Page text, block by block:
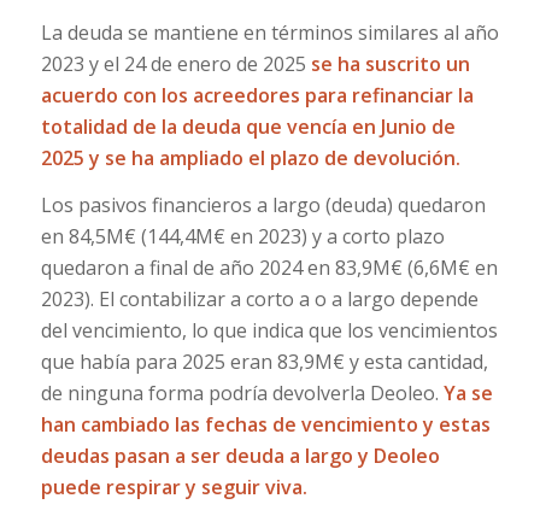
La deuda se mantiene en términos similares al año
2023 y el 24 de enero de 2025 se ha suscrito un
acuerdo con los acreedores para refinanciar la
totalidad de la deuda que vencía en Junio de
2025 y se ha ampliado el plazo de devolución.
Los pasivos financieros a largo (deuda) quedaron
en 84,5M€ (144,4M€ en 2023) y a corto plazo
quedaron a final de año 2024 en 83,9M€ (6,6M€ en
2023). El contabilizar a corto a o a largo depende
del vencimiento, lo que indica que los vencimientos
que había para 2025 eran 83,9M€ y esta cantidad,
de ninguna forma podría devolverla Deoleo. Ya se
han cambiado las fechas de vencimiento y estas
deudas pasan a ser deuda a largo y Deoleo
puede respirar y seguir viva.